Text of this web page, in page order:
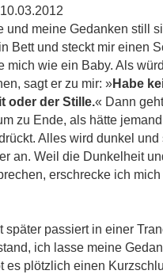
und meine Gedanken still
Bett und steckt mir einen
mich wie ein Baby. Als
sagt er zu mir: »Habe
oder der Stille.« Dann
zu Ende, als hätte
Alles wird dunkel und
an. Weil die Dunkelheit
erschrecke ich
später passiert in einer
ich lasse meine
es plötzlich einen